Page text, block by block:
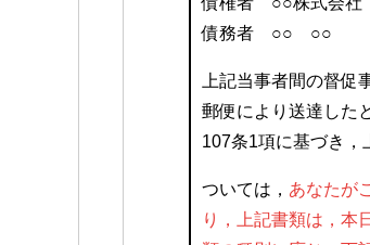
債務者 ○○ ○○
上記当事者間の督
郵便により送達した
107条1項に基づき，
ついては， あなたが
り，上記書類は，本